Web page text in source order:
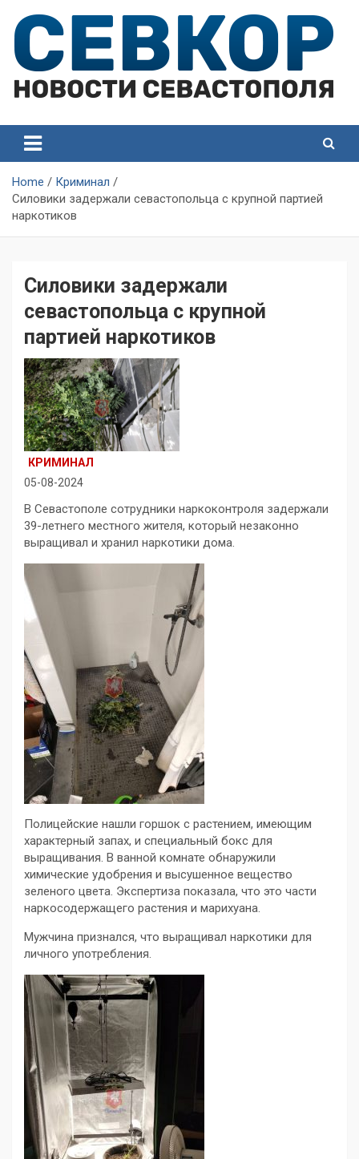
content
Севастополя
Севастополя
Home
Криминал
Силовики задержали севастопольца с крупной партией
наркотиков
Силовики задержали
севастопольца с крупной
партией наркотиков
КРИМИНАЛ
05-08-2024
В Севастополе сотрудники наркоконтроля задержали
39-летнего местного жителя, который незаконно
выращивал и хранил наркотики дома.
Полицейские нашли горшок с растением, имеющим
характерный запах, и специальный бокс для
выращивания. В ванной комнате обнаружили
химические удобрения и высушенное вещество
зеленого цвета. Экспертиза показала, что это части
наркосодержащего растения и марихуана.
Мужчина признался, что выращивал наркотики для
личного употребления.